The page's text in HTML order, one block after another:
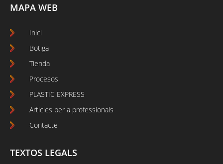
MAPA WEB
Inici
Botiga
Tienda
Procesos
PLASTIC EXPRESS
Articles per a professionals
Contacte
TEXTOS LEGALS